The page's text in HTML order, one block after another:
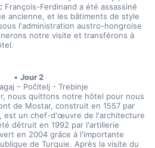
François-Ferdinand a été assassiné
ancienne, et les bâtiments de style
l'administration austro-hongroise
notre visite et transférons à
Jour 2
– Počitelj - Trebinje
nous quittons notre hôtel pour nous
de Mostar, construit en 1557 par
est un chef-d'œuvre de l'architecture
détruit en 1992 par l'artillerie
en 2004 grâce à l'importante
de Turquie. Après la visite du